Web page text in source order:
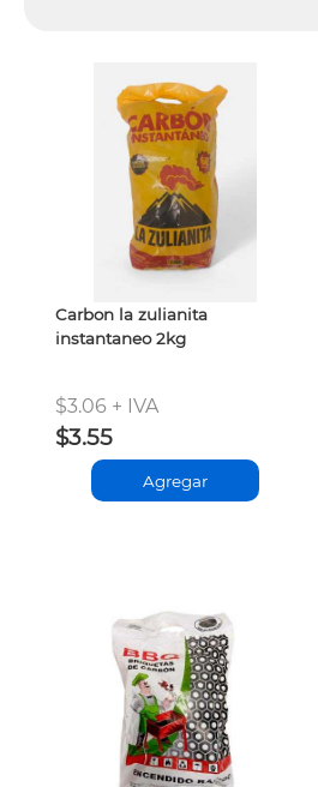
Carbon la zulianita
instantaneo 2kg
$3.06 + IVA
$3.55
Agregar